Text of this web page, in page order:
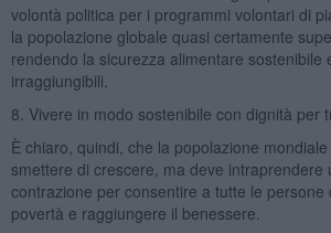
volontà politica per i programmi volontari di
la popolazione globale quasi certamente
rendendo la sicurezza alimentare sostenibile
irraggiungibili.
8. Vivere in modo sostenibile con dignità per
È chiaro, quindi, che la popolazione
smettere di crescere, ma deve intraprendere
contrazione per consentire a tutte le persone
povertà e raggiungere il benessere.